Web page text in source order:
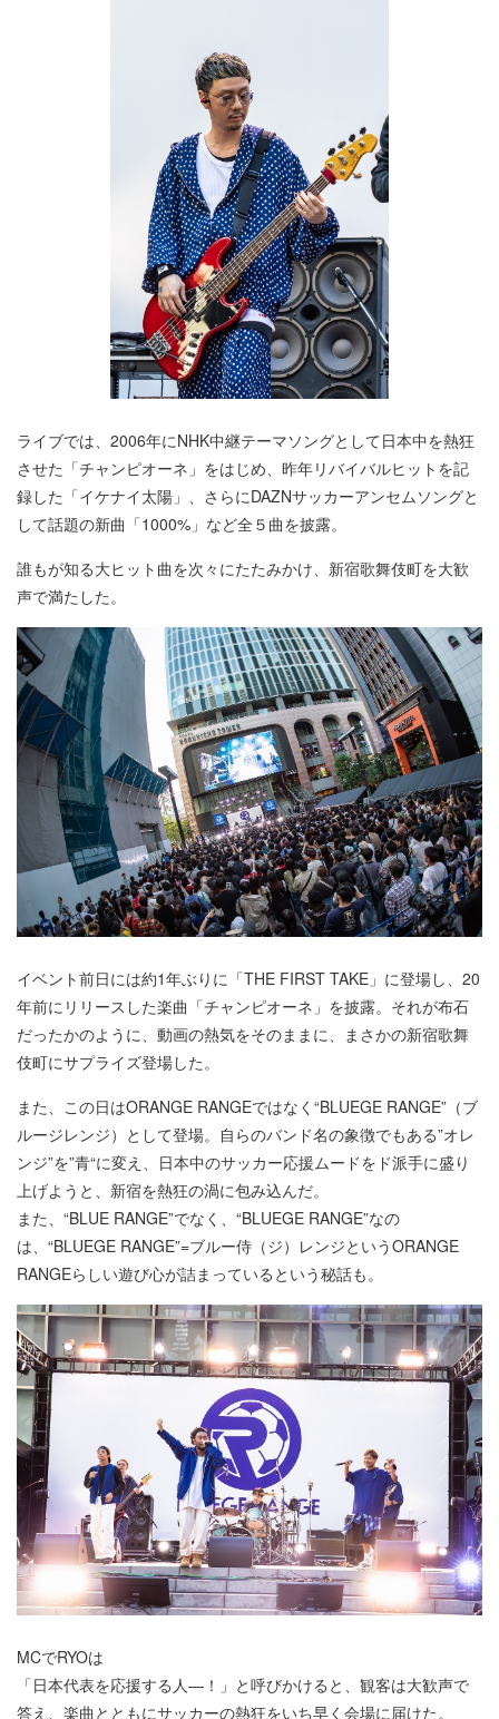
ライブでは、2006年にNHK中継テーマソングとして日本中を熱狂
させた「チャンピオーネ」をはじめ、昨年リバイバルヒットを記
録した「イケナイ太陽」、さらにDAZNサッカーアンセムソングと
して話題の新曲「1000%」など全５曲を披露。
誰もが知る大ヒット曲を次々にたたみかけ、新宿歌舞伎町を大歓
声で満たした。
イベント前日には約1年ぶりに「THE FIRST TAKE」に登場し、20
年前にリリースした楽曲「チャンピオーネ」を披露。それが布石
だったかのように、動画の熱気をそのままに、まさかの新宿歌舞
伎町にサプライズ登場した。
また、この日はORANGE RANGEではなく“BLUEGE RANGE”（ブ
ルージレンジ）として登場。自らのバンド名の象徴でもある”オレ
ンジ”を”青“に変え、日本中のサッカー応援ムードをド派手に盛り
上げようと、新宿を熱狂の渦に包み込んだ。
また、“BLUE RANGE”でなく、“BLUEGE RANGE”なの
は、“BLUEGE RANGE”=ブルー侍（ジ）レンジというORANGE
RANGEらしい遊び心が詰まっているという秘話も。
MCでRYOは
「日本代表を応援する人―！」と呼びかけると、観客は大歓声で
答え、楽曲とともにサッカーの熱狂をいち早く会場に届けた。